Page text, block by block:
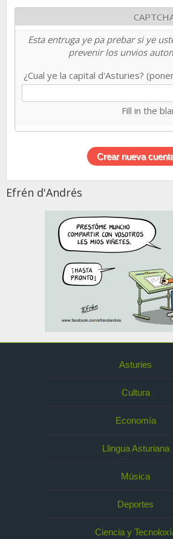
Esta entruga ye pa prebar si ye
prevenir los unvios
¿Cual ye la capital d'Asturies?
Fill in the
Efrén d'Andrés
Asturies
Cultura
Economía
Llingua Asturiana
Música
Deportes
Ciencia y